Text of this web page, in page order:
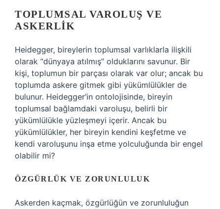
TOPLUMSAL VAROLUŞ VE
ASKERLIK
Heidegger, bireylerin toplumsal varlıklarla ilişkili
olarak “dünyaya atılmış” olduklarını savunur. Bir
kişi, toplumun bir parçası olarak var olur; ancak bu
toplumda askere gitmek gibi yükümlülükler de
bulunur. Heidegger’in ontolojisinde, bireyin
toplumsal bağlamdaki varoluşu, belirli bir
yükümlülükle yüzleşmeyi içerir. Ancak bu
yükümlülükler, her bireyin kendini keşfetme ve
kendi varoluşunu inşa etme yolculuğunda bir engel
olabilir mi?
ÖZGÜRLÜK VE ZORUNLULUK
Askerden kaçmak, özgürlüğün ve zorunluluğun